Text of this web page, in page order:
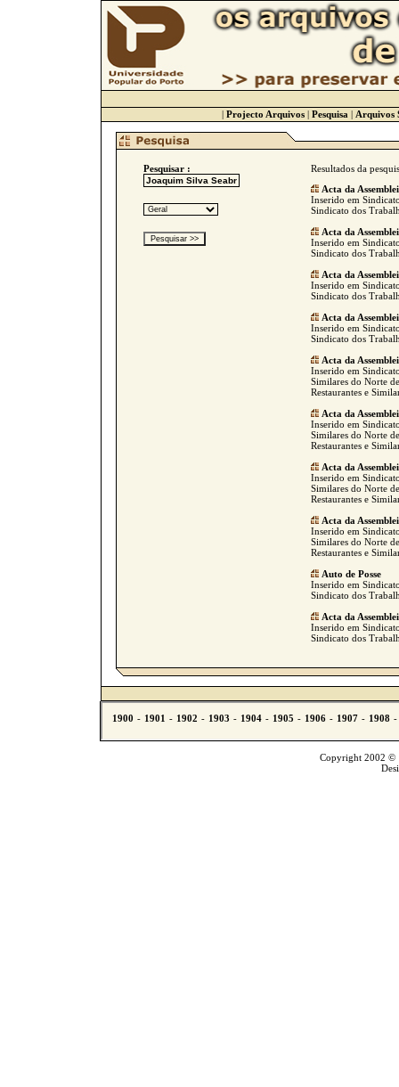
| Projecto Arquivos | Pesquisa | Arquivos
Pesquisar :
Resultados da
Acta da
Inserido em
Sindicato dos
Acta da
Inserido em
Sindicato dos
Acta da
Inserido em
Sindicato dos
Acta da
Inserido em
Sindicato dos
Acta da
Inserido em
Similares do Norte
Restaurantes e
Acta da
Inserido em
Similares do Norte
Restaurantes e
Acta da
Inserido em
Similares do Norte
Restaurantes e
Acta da
Inserido em
Similares do Norte
Restaurantes e
Auto de Posse
Inserido em
Sindicato dos
Acta da
Inserido em
Sindicato dos
Copyright 2002 ©